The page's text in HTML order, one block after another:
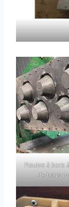
Moules à bacs
de bons